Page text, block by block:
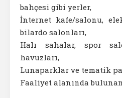
bahçesi gibi yerler,
İnternet kafe/salonu,
bilardo salonları,
Halı sahalar, spor
havuzları,
Lunaparklar ve tematik
Faaliyet alanında